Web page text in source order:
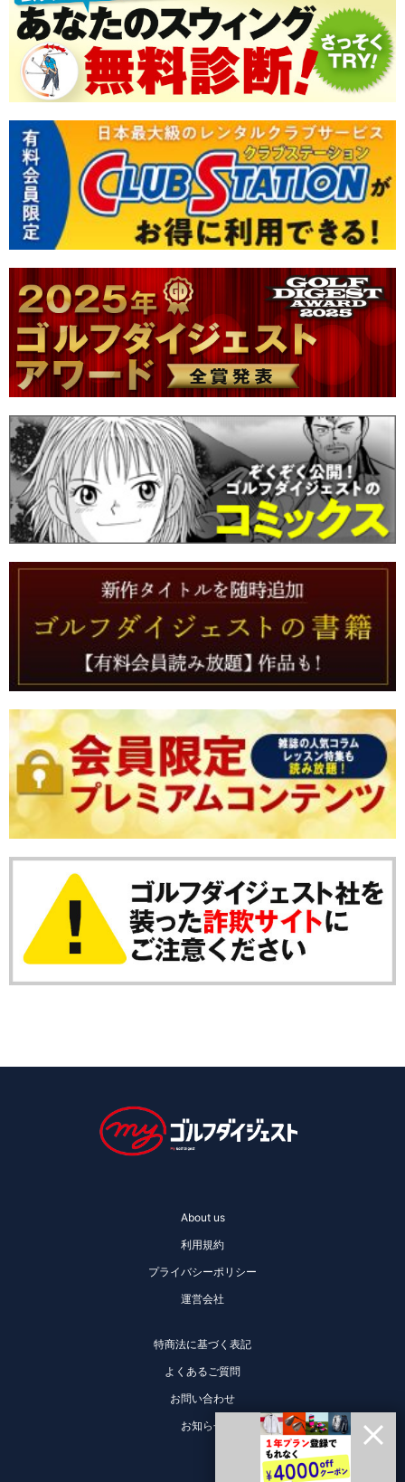
About us
利用規約
プライバシーポリシー
運営会社
特商法に基づく表記
よくあるご質問
お問い合わせ
お知らせ